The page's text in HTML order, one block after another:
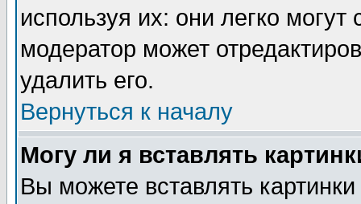
используя их: они легко
модератор может
удалить его.
Вернуться к началу
Могу ли я вставлять
Вы можете вставлять